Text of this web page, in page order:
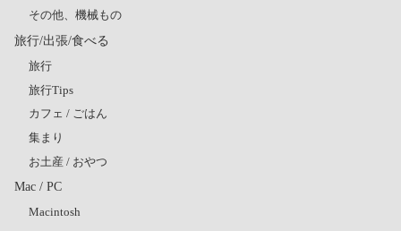
その他、機械もの
旅行/出張/食べる
旅行
旅行Tips
カフェ / ごはん
集まり
お土産 / おやつ
Mac / PC
Macintosh